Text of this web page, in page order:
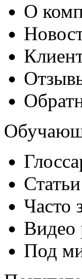
О
Статьи
Часто
Видео
Под